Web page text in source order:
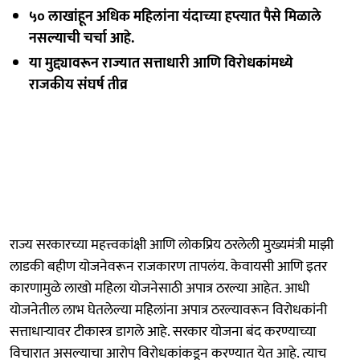
५० लाखांहून अधिक महिलांना यंदाच्या हप्त्यात पैसे मिळाले
नसल्याची चर्चा आहे.
या मुद्द्यावरून राज्यात सत्ताधारी आणि विरोधकांमध्ये
राजकीय संघर्ष तीव्र
राज्य सरकारच्या महत्त्वकांक्षी आणि लोकप्रिय ठरलेली मुख्यमंत्री माझी
लाडकी बहीण योजनेवरून राजकारण तापलंय. केवायसी आणि इतर
कारणामुळे लाखो महिला योजनेसाठी अपात्र ठरल्या आहेत. आधी
योजनेतील लाभ घेतलेल्या महिलांना अपात्र ठरल्यावरून विरोधकांनी
सत्ताधाऱ्यावर टीकास्त्र डागले आहे. सरकार योजना बंद करण्याच्या
विचारात असल्याचा आरोप विरोधकांकडून करण्यात येत आहे. त्याच